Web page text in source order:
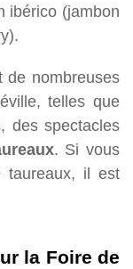
ibérico (jambon
de nombreuses
telles que
des spectacles
. Si vous
taureaux, il est
la Foire de